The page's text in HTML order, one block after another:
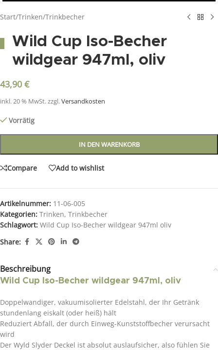
Start/Trinken/Trinkbecher
Wild Cup Iso-Becher
wildgear 947ml, oliv
43,90 €
inkl. 20 % MwSt.zzgl.Versandkosten
Vorrätig
IN DEN WARENKORB
Compare Add to wishlist
Artikelnummer: 11-06-005
Kategorien: Trinken, Trinkbecher
Schlagwort: Wild Cup Iso-Becher wildgear 947ml oliv
Share:
Beschreibung
Wild Cup Iso-Becher wildgear 947ml, oliv
Doppelwandiger, vakuumisolierter Edelstahl, der Ihr Getränk
stundenlang eiskalt (oder heiß) hält
Reduziert Abfall, der durch Einweg-Kunststoffbecher verursacht
wird
Der Wyld Slyder Deckel ist absolut auslaufsicher, also fühlen Sie